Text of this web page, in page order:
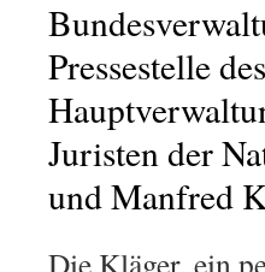
Pressestelle
Juristen der
und Manfred
Die Kläger, ein